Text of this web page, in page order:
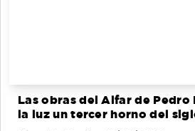
Las obras del Alfar de Pedro
la luz un tercer horno del